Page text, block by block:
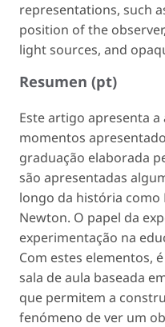
representations, such
position of the
light sources, and
Resumen (pt)
Este artigo apresenta a
momentos
graduação elaborada
são apresentadas
longo da história como
Newton. O papel da
experimentação na
Com estes elementos,
sala de aula baseada
que permitem a
fenómeno de ver um